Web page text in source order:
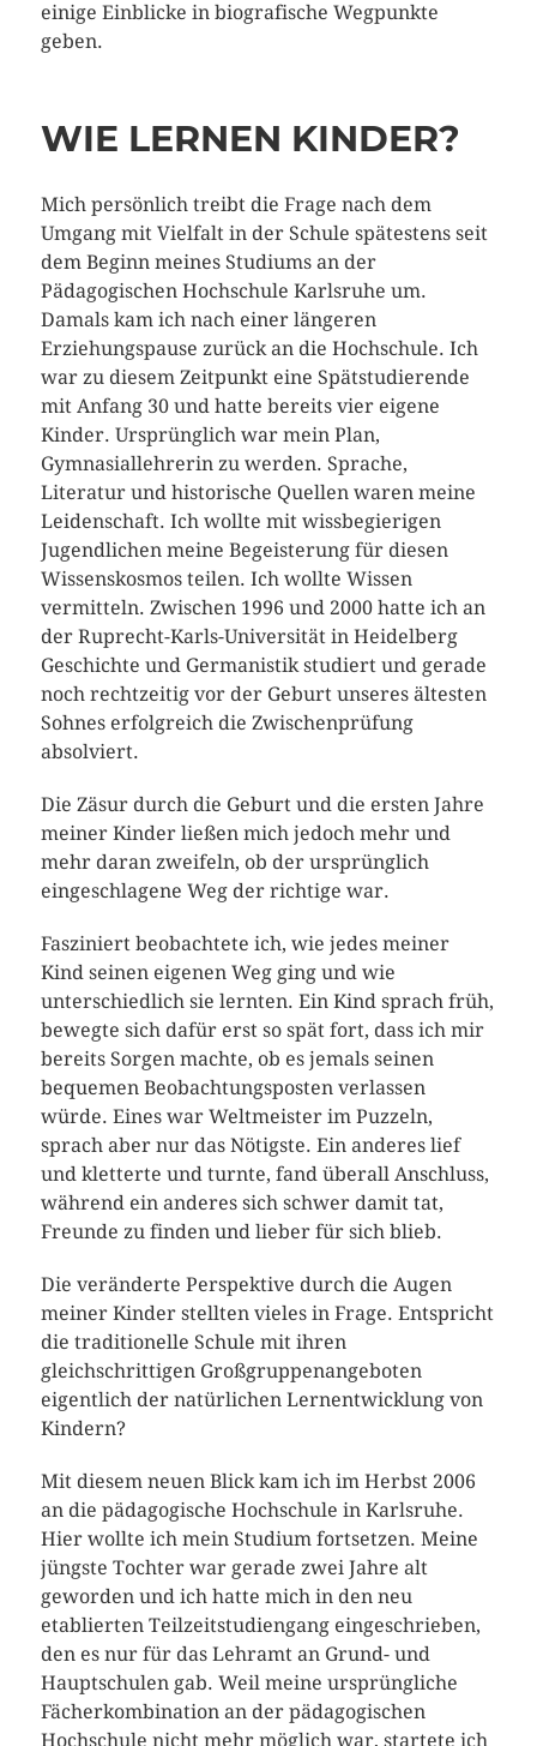
einige Einblicke in biografische Wegpunkte
geben.
WIE LERNEN KINDER?
Mich persönlich treibt die Frage nach dem
Umgang mit Vielfalt in der Schule spätestens seit
dem Beginn meines Studiums an der
Pädagogischen Hochschule Karlsruhe um.
Damals kam ich nach einer längeren
Erziehungspause zurück an die Hochschule. Ich
war zu diesem Zeitpunkt eine Spätstudierende
mit Anfang 30 und hatte bereits vier eigene
Kinder. Ursprünglich war mein Plan,
Gymnasiallehrerin zu werden. Sprache,
Literatur und historische Quellen waren meine
Leidenschaft. Ich wollte mit wissbegierigen
Jugendlichen meine Begeisterung für diesen
Wissenskosmos teilen. Ich wollte Wissen
vermitteln. Zwischen 1996 und 2000 hatte ich an
der Ruprecht-Karls-Universität in Heidelberg
Geschichte und Germanistik studiert und gerade
noch rechtzeitig vor der Geburt unseres ältesten
Sohnes erfolgreich die Zwischenprüfung
absolviert.
Die Zäsur durch die Geburt und die ersten Jahre
meiner Kinder ließen mich jedoch mehr und
mehr daran zweifeln, ob der ursprünglich
eingeschlagene Weg der richtige war.
Fasziniert beobachtete ich, wie jedes meiner
Kind seinen eigenen Weg ging und wie
unterschiedlich sie lernten. Ein Kind sprach früh,
bewegte sich dafür erst so spät fort, dass ich mir
bereits Sorgen machte, ob es jemals seinen
bequemen Beobachtungsposten verlassen
würde. Eines war Weltmeister im Puzzeln,
sprach aber nur das Nötigste. Ein anderes lief
und kletterte und turnte, fand überall Anschluss,
während ein anderes sich schwer damit tat,
Freunde zu finden und lieber für sich blieb.
Die veränderte Perspektive durch die Augen
meiner Kinder stellten vieles in Frage. Entspricht
die traditionelle Schule mit ihren
gleichschrittigen Großgruppenangeboten
eigentlich der natürlichen Lernentwicklung von
Kindern?
Mit diesem neuen Blick kam ich im Herbst 2006
an die pädagogische Hochschule in Karlsruhe.
Hier wollte ich mein Studium fortsetzen. Meine
jüngste Tochter war gerade zwei Jahre alt
geworden und ich hatte mich in den neu
etablierten Teilzeitstudiengang eingeschrieben,
den es nur für das Lehramt an Grund- und
Hauptschulen gab. Weil meine ursprüngliche
Fächerkombination an der pädagogischen
Hochschule nicht mehr möglich war, startete ich